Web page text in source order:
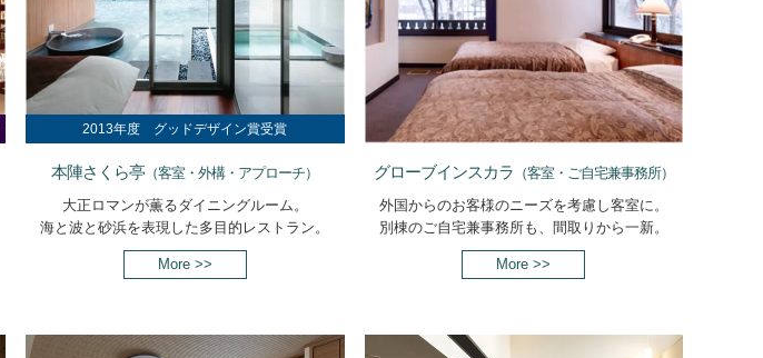
2013年度 グッドデザイン賞受賞
本陣さくら亭（客室・外構・アプローチ）
大正ロマンが薫るダイニングルーム。
海と波と砂浜を表現した多目的レストラン。
More >>
グローブインスカラ （客室・ご自宅兼事務所）
外国からのお客様のニーズを考慮し客室に。
別棟のご自宅兼事務所も、間取りから一新。
More >>